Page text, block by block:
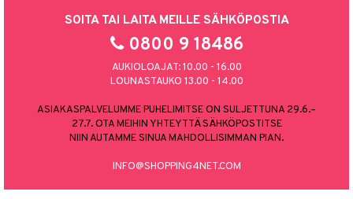
SOITA TAI LAITA MEILLE SÄHKÖPOSTIA
0800 9 18486
AUKIOLOAJAT: 10.00 - 16.00
LOUNASTAUKO 13.00 - 14.00
ASIAKASPALVELUMME PUHELIMITSE ON SULJETTUNA 29.6.–
27.7. OTA MEIHIN YHTEYTTÄ SÄHKÖPOSTITSE
NIIN AUTAMME SINUA MAHDOLLISIMMAN PIAN.
INFO@SHOPPING4NET.COM